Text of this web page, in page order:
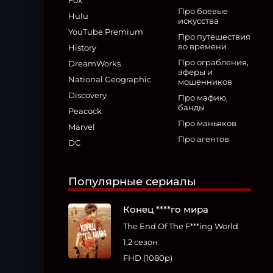
Hulu
YouTube Premium
History
DreamWorks
National Geographic
Discovery
Peacock
Marvel
DC
Про боевые
искусства
Про путешествия
во времени
Про ограбления,
аферы и
мошенников
Про мафию,
банды
Про маньяков
Про агентов
Популярные сериалы
Конец ****го мира
The End Of The F***ing World
1,2 сезон
FHD (1080p)